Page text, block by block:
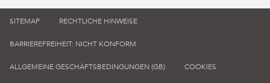
SITEMAP RECHTLICHE HINWEISE
BARRIEREFREIHEIT: NICHT KONFORM
ALLGEMEINE GESCHÄFTSBEDINGUNGEN (GB) COOKIES